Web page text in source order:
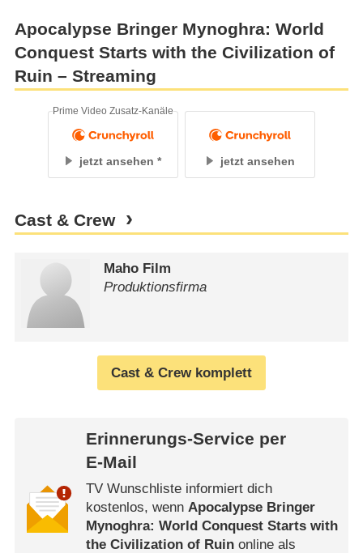
Apocalypse Bringer Mynoghra: World
Conquest Starts with the Civilization of
Ruin – Streaming
jetzt ansehen
Prime Video Zusatz-Kanäle
jetzt ansehen
Cast & Crew
Maho Film
Produktionsfirma
Cast & Crew komplett
Erinnerungs-Service per
E-Mail
TV Wunschliste informiert dich
kostenlos, wenn Apocalypse Bringer
Mynoghra: World Conquest Starts with
the Civilization of Ruinonline als